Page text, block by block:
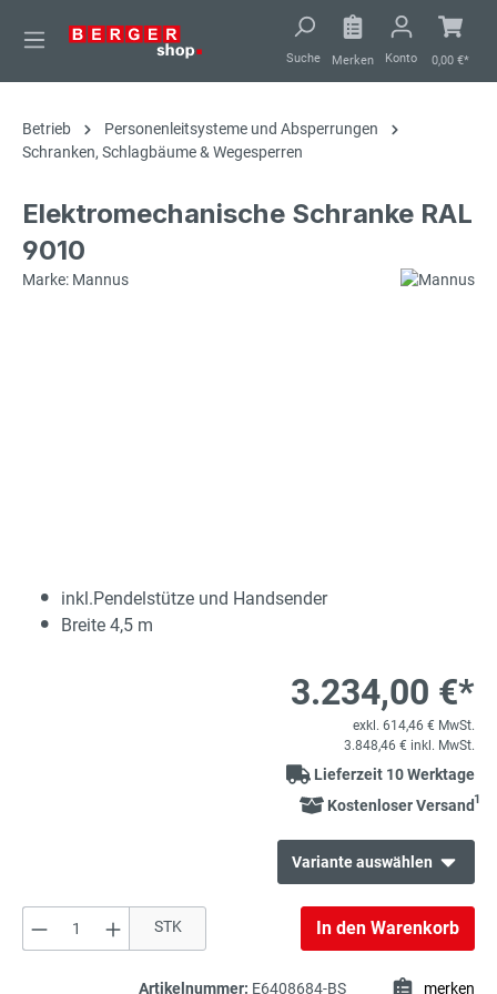
springen
Suche Merken Konto 0,00 €*
Betrieb
Personenleitsysteme und Absperrungen
Schranken, Schlagbäume & Wegesperren
Elektromechanische Schranke RAL
9010
Marke: Mannus
inkl.Pendelstütze und Handsender
Breite 4,5 m
3.234,00 €*
exkl. 614,46 € MwSt.
3.848,46 € inkl. MwSt.
Lieferzeit 10 Werktage
Kostenloser Versand1
Variante auswählen
Elektromechanische Schranke RAL
3.967,00 €*
4.720,73 € inkl. MwSt.
Produkt Anzahl: Gib den gewünschten
STK In den Warenkorb
Artikelnummer: E6408684-BS merken